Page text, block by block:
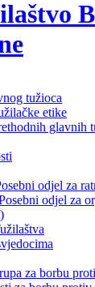
tužioca
etike
glavnih
odjel za
odjel za
za borbu